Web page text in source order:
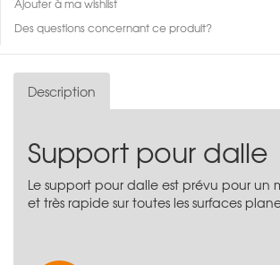
Ajouter à ma wishlist
Des questions concernant ce produit?
Description
Support pour dalle
Le support pour dalle est prévu pour un
et très rapide sur toutes les surfaces